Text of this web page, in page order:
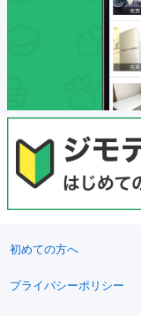
初めての方へ
プライバシーポリシー